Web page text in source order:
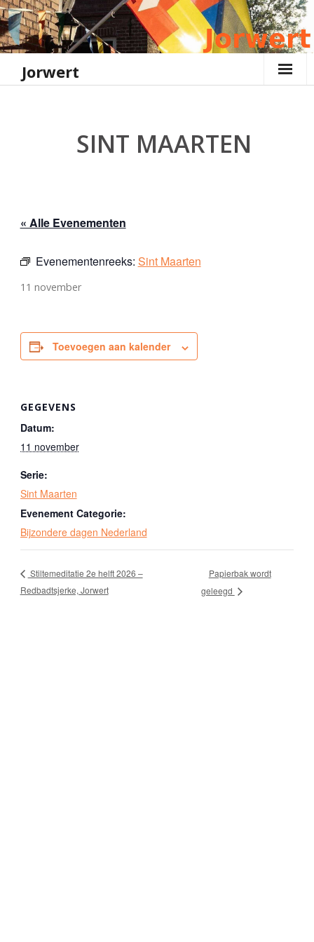
Ga
naar
de
Jorwert
SINT MAARTEN
« Alle Evenementen
Evenementenreeks: Sint Maarten
11 november
Toevoegen aan kalender
GEGEVENS
Datum:
11 november
Serie:
Sint Maarten
Evenement Categorie:
Bijzondere dagen Nederland
Stiltemeditatie 2e helft 2026 –
Redbadtsjerke, Jorwert
Papierbak wordt
geleegd